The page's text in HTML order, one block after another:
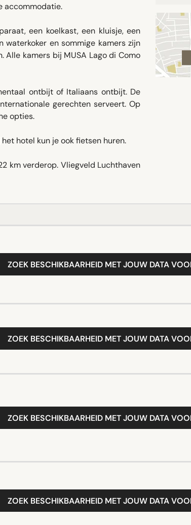
accommodatie.
een koelkast, een kluisje, een
en sommige kamers zijn
Alle kamers bij MUSA Lago di Como
ontbijt of Italiaans ontbijt. De
gerechten serveert. Op
opties.
hotel kun je ook fietsen huren.
km verderop. Vliegveld Luchthaven
ZOEK BESCHIKBAARHEID MET JOUW DATA
ZOEK BESCHIKBAARHEID MET JOUW DATA
ZOEK BESCHIKBAARHEID MET JOUW DATA
ZOEK BESCHIKBAARHEID MET JOUW DATA